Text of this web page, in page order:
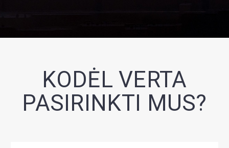
KODĖL VERTA
PASIRINKTI MUS?